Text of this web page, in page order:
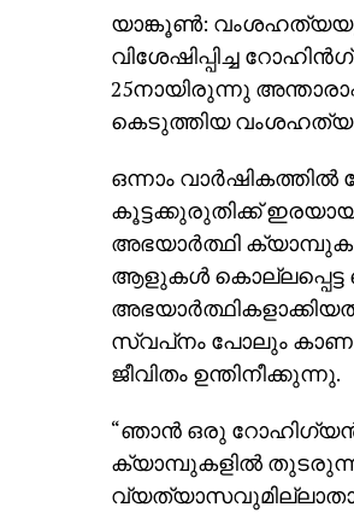
യാങ്കൂണ്‍:
വിശേഷിപ്പിച്ച
25നായിരുന്നു
കെടുത്തിയ
ഒന്നാം
കൂട്ടക്കുരുതിക്ക്
അഭയാര്‍ത്ഥി
ആളുകള്‍
സ്വപ്‌നം പോലും
ജീവിതം ഉന്തിനീക്കുന്നു.
“ഞാന്‍ ഒരു
ക്യാമ്പുകളില്‍